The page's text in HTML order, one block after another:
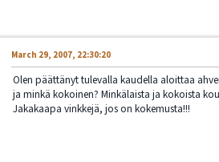
March 29, 2007, 22:30:20
Olen päättänyt tulevalla kaudella aloittaa
ja minkä kokoinen? Minkälaista ja kokoista
Jakakaapa vinkkejä, jos on kokemusta!!!